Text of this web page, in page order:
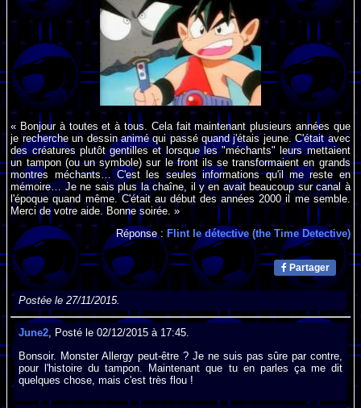
« Bonjour à toutes et à tous. Cela fait maintenant plusieurs années que
je recherche un dessin animé qui passé quand j'étais jeune. C'était avec
des créatures plutôt gentilles et lorsque les "méchants" leurs mettaient
un tampon (ou un symbole) sur le front ils se transformaient en grands
montres méchants… C'est les seules informations qu'il me reste en
mémoire… Je ne sais plus la chaîne, il y en avait beaucoup sur canal à
l'époque quand même. C'était au début des années 2000 il me semble.
Merci de votre aide. Bonne soirée. »
Réponse : Flint le détective (the Time Detective)
Partager
Postée le 27/11/2015.
June2, Posté le 02/12/2015 à 17:45.
Bonsoir. Monster Allergy peut-être ? Je ne suis pas sûre par contre,
pour l'histoire du tampon. Maintenant que tu en parles ça me dit
quelques chose, mais c'est très flou !